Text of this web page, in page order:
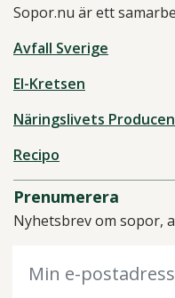
Sopor.nu är ett
Avfall Sverige
El-Kretsen
Näringslivets
Recipo
Prenumerera
Nyhetsbrev om sopor,